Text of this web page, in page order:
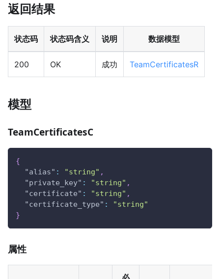
返回结果
状态码 状态码含义 说明 数据模型
200 OK 成功 TeamCertificatesR
模型
TeamCertificatesC
{
"alias" : "string" ,
"private_key" : "string" ,
"certificate" : "string" ,
"certificate_type" :
"string"
}
属性